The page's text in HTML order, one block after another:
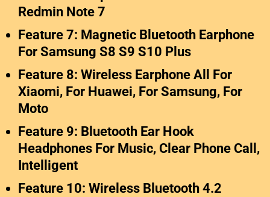
Redmin Note 7
Feature 7: Magnetic Bluetooth Earphone
For Samsung S8 S9 S10 Plus
Feature 8: Wireless Earphone All For
Xiaomi, For Huawei, For Samsung, For
Moto
Feature 9: Bluetooth Ear Hook
Headphones For Music, Clear Phone Call,
Intelligent
Feature 10: Wireless Bluetooth 4.2